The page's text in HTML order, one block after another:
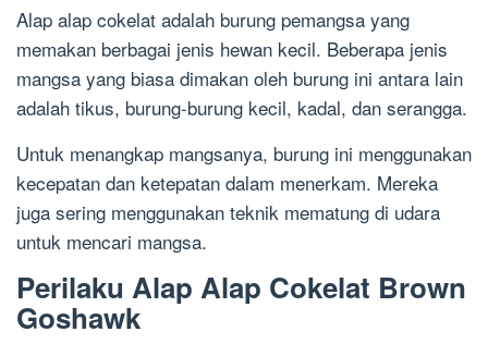
Alap alap cokelat adalah burung pemangsa yang
memakan berbagai jenis hewan kecil. Beberapa jenis
mangsa yang biasa dimakan oleh burung ini antara lain
adalah tikus, burung-burung kecil, kadal, dan serangga.
Untuk menangkap mangsanya, burung ini menggunakan
kecepatan dan ketepatan dalam menerkam. Mereka
juga sering menggunakan teknik mematung di udara
untuk mencari mangsa.
Perilaku Alap Alap Cokelat Brown
Goshawk